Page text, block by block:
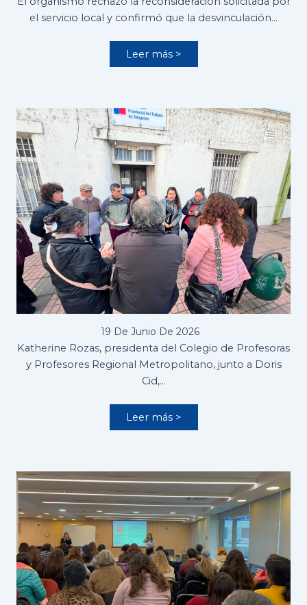
el servicio local y confirmó que la desvinculación…
Leer más >
19 De Junio De 2026
Katherine Rozas, presidenta del Colegio de Profesoras
y Profesores Regional Metropolitano, junto a Doris
Cid,…
Leer más >